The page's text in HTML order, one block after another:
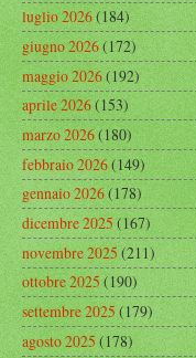
luglio 2026(184)
giugno 2026(172)
maggio 2026(192)
aprile 2026(153)
marzo 2026(180)
febbraio 2026(149)
gennaio 2026(178)
dicembre 2025(167)
novembre 2025(211)
ottobre 2025(190)
settembre 2025(179)
agosto 2025(178)